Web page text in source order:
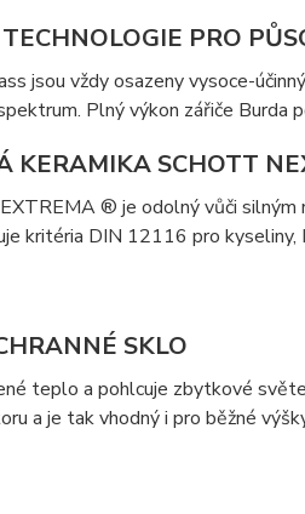
PRO
jsou vždy osazeny vysoce-
Plný výkon zářiče Burda
KERAMIKA SCHOTT
® je odolný vůči
kritéria DIN 12116 pro
SKLO
teplo a pohlcuje zbytkové
a je tak vhodný i pro běžné